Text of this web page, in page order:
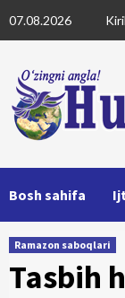
to
07.08.2026
Bosh sahifa
Ramazon saboqlari
Tasbih